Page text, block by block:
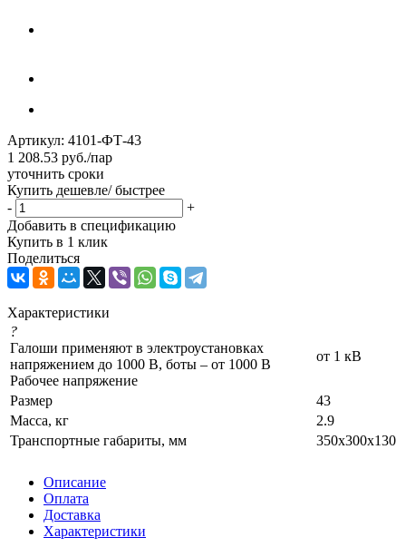
Артикул: 4101-ФТ-43
1 208.53 руб./пар
уточнить сроки
Купить дешевле/ быстрее
-
+
Добавить в спецификацию
Купить в 1 клик
Поделиться
Характеристики
?
Галоши применяют в электроустановках
напряжением до 1000 В, боты – от 1000 В
Рабочее напряжение
от 1 кВ
Размер
43
Масса, кг
2.9
Транспортные габариты, мм
350х300х130
Описание
Оплата
Доставка
Характеристики